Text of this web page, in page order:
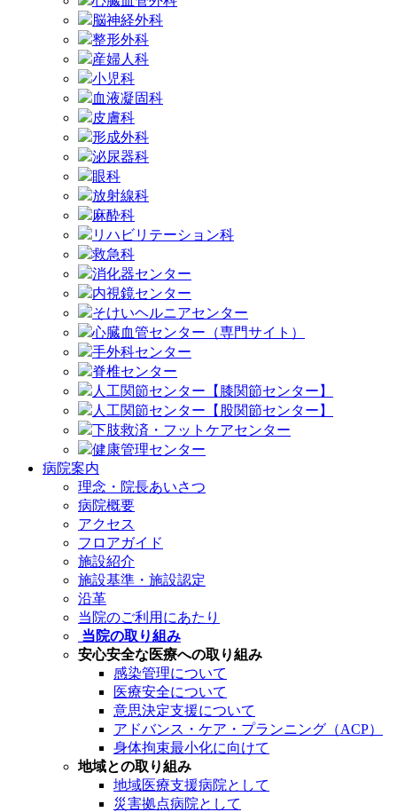
脳神経外科
整形外科
産婦人科
小児科
血液凝固科
皮膚科
形成外科
泌尿器科
眼科
放射線科
麻酔科
リハビリテーション科
救急科
消化器センター
内視鏡センター
そけいヘルニアセンター
心臓血管センター（専門サイト）
手外科センター
脊椎センター
人工関節センター【膝関節センター】
人工関節センター【股関節センター】
下肢救済・フットケアセンター
健康管理センター
病院案内
理念・院長あいさつ
病院概要
アクセス
フロアガイド
施設紹介
施設基準・施設認定
沿革
当院のご利用にあたり
当院の取り組み
安心安全な医療への取り組み
感染管理について
医療安全について
意思決定支援について
アドバンス・ケア・プランニング（ACP）
身体拘束最小化に向けて
地域との取り組み
地域医療支援病院として
災害拠点病院として